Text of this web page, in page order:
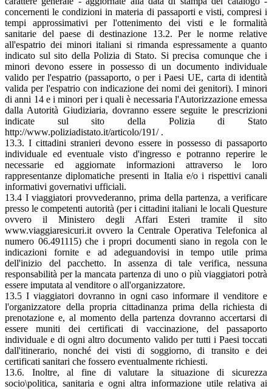
concernenti le condizioni in materia di passaporti e visti, compresi i
tempi approssimativi per l'ottenimento dei visti e le formalità
sanitarie del paese di destinazione 13.2. Per le norme relative
all'espatrio dei minori italiani si rimanda espressamente a quanto
indicato sul sito della Polizia di Stato. Si precisa comunque che i
minori devono essere in possesso di un documento individuale
valido per l'espatrio (passaporto, o per i Paesi UE, carta di identità
valida per l'espatrio con indicazione dei nomi dei genitori). I minori
di anni 14 e i minori per i quali è necessaria l'Autorizzazione emessa
dalla Autorità Giudiziaria, dovranno essere seguite le prescrizioni
indicate sul sito della Polizia di Stato
http://www.poliziadistato.it/articolo/191/ .
13.3. I cittadini stranieri devono essere in possesso di passaporto
individuale ed eventuale visto d'ingresso e potranno reperire le
necessarie ed aggiornate informazioni attraverso le loro
rappresentanze diplomatiche presenti in Italia e/o i rispettivi canali
informativi governativi ufficiali.
13.4 I viaggiatori provvederanno, prima della partenza, a verificare
presso le competenti autorità (per i cittadini italiani le locali Questure
ovvero il Ministero degli Affari Esteri tramite il sito
www.viaggiaresicuri.it ovvero la Centrale Operativa Telefonica al
numero 06.491115) che i propri documenti siano in regola con le
indicazioni fornite e ad adeguandovisi in tempo utile prima
dell'inizio del pacchetto. In assenza di tale verifica, nessuna
responsabilità per la mancata partenza di uno o più viaggiatori potrà
essere imputata al venditore o all'organizzatore.
13.5 I viaggiatori dovranno in ogni caso informare il venditore e
l'organizzatore della propria cittadinanza prima della richiesta di
prenotazione e, al momento della partenza dovranno accertarsi di
essere muniti dei certificati di vaccinazione, del passaporto
individuale e di ogni altro documento valido per tutti i Paesi toccati
dall'itinerario, nonché dei visti di soggiorno, di transito e dei
certificati sanitari che fossero eventualmente richiesti.
13.6. Inoltre, al fine di valutare la situazione di sicurezza
socio\politica, sanitaria e ogni altra informazione utile relativa ai